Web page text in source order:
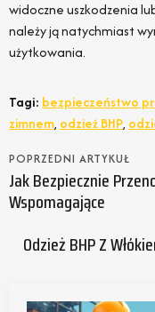
widoczne uszkodzenia
należy ją natychmiast
użytkowania.
Tagi: bezpieczeństwo
zimnem, odzież BHP,
POPRZEDNI ARTYKUŁ
Jak Bezpiecznie
Wspomagające
Odzież BHP Z